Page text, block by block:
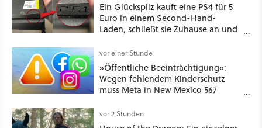
Ein Glückspilz kauft eine PS4 für 5
Euro in einem Second-Hand-
Laden, schließt sie Zuhause an und
funktionierende PlayStation [Best of
GameStar]
vor einer Stunde
»Öffentliche Beeinträchtigung«:
Wegen fehlendem Kinderschutz
muss Meta in New Mexico 567
vor 2 Stunden